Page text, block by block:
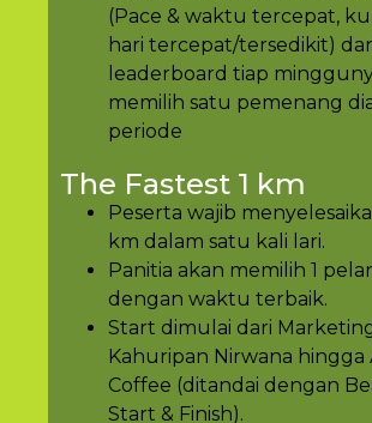
(Pace & waktu tercepat,
hari tercepat/tersedikit)
leaderboard tiap
memilih satu pemenang
periode
The Fastest 1 km
Peserta wajib
km dalam satu kali lari.
Panitia akan memilih 1
dengan waktu terbaik.
Start dimulai dari
Kahuripan Nirwana hingga
Coffee (ditandai dengan
Start & Finish).